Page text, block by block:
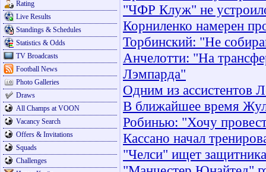
Rating
Live Results
Standings & Schedules
Statistics & Odds
TV Broadcasts
Football News
Photo Galleries
Draws
All Champs at VOON
Vacancy Search
Offers & Invitations
Squads
Challenges
"ЧФР Клуж" не
Корниленко намерен
Торбинский: "Не
Анчелотти: "На
Лэмпарда"
Одним из ассистентов
В ближайшее время
Робинью: "Хочу
Кассано начал
"Челси" ищет защитника